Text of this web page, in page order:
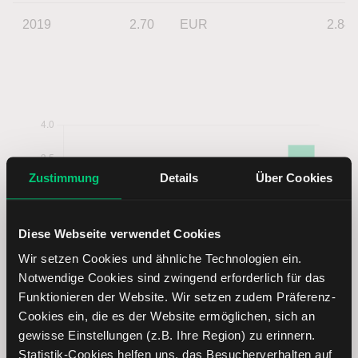
Zustimmung Details Über Cookies
Diese Webseite verwendet Cookies
Wir setzen Cookies und ähnliche Technologien ein.
Notwendige Cookies sind zwingend erforderlich für das
Funktionieren der Website. Wir setzen zudem Präferenz-
Cookies ein, die es der Website ermöglichen, sich an
gewisse Einstellungen (z.B. Ihre Region) zu erinnern.
Statistik-Cookies helfen uns, das Besucherverhalten auf
2019 2.70 EUR 2.84